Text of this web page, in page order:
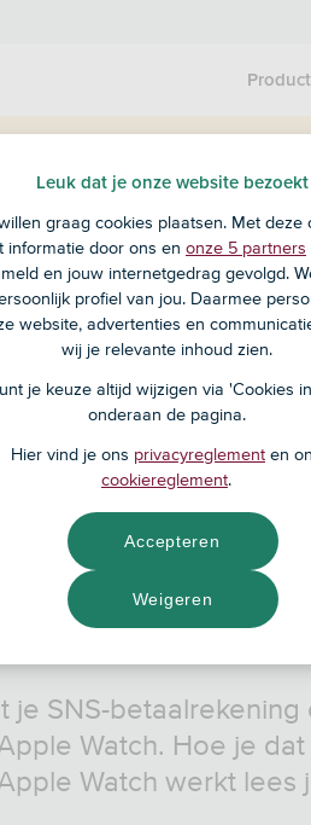
SNS? Ga dan naar ASN Bank
je Apple
je SNS-betaalrekening
Watch. Hoe je
Watch werkt lees
Leuk dat je onze website bezoekt
graag cookies plaatsen. Met deze
informatie door ons en onze 5 partners
en jouw internetgedrag gevolgd.
profiel van jou. Daarmee
website, advertenties en
wij je relevante inhoud zien.
je keuze altijd wijzigen via 'Cookies
onderaan de pagina.
Hier vind je ons privacyreglement en
cookiereglement.
Weigeren
Accepteren